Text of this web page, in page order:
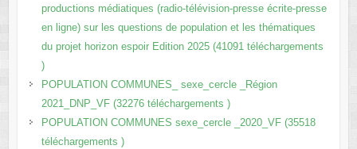
productions médiatiques (radio-télévision-presse écrite-presse
en ligne) sur les questions de population et les thématiques
du projet horizon espoir Edition 2025 (41091 téléchargements
)
POPULATION COMMUNES_ sexe_cercle _Région
2021_DNP_VF (32276 téléchargements )
POPULATION COMMUNES sexe_cercle _2020_VF (35518
téléchargements )